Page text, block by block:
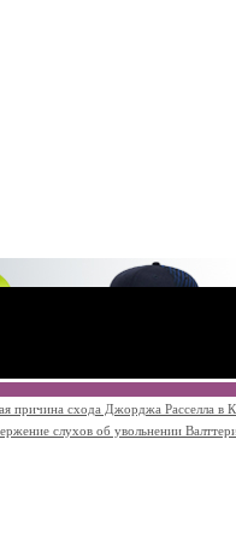
причина схода Джорджа Расселла в
слухов об увольнении